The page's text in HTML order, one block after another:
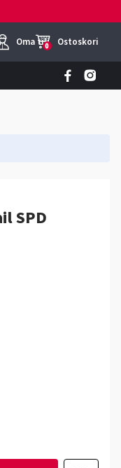
Oma tili
0 Ostoskori
SPD